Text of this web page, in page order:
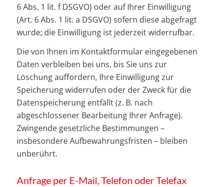
6 Abs. 1 lit. f DSGVO) oder auf Ihrer Einwilligung
(Art. 6 Abs. 1 lit. a DSGVO) sofern diese abgefragt
wurde; die Einwilligung ist jederzeit widerrufbar.
Die von Ihnen im Kontaktformular eingegebenen
Daten verbleiben bei uns, bis Sie uns zur
Löschung auffordern, Ihre Einwilligung zur
Speicherung widerrufen oder der Zweck für die
Datenspeicherung entfällt (z. B. nach
abgeschlossener Bearbeitung Ihrer Anfrage).
Zwingende gesetzliche Bestimmungen –
insbesondere Aufbewahrungsfristen – bleiben
unberührt.
Anfrage per E-Mail, Telefon oder Telefax